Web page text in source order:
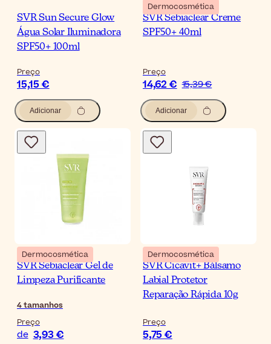
SVR Sun Secure Glow
Água Solar Iluminadora
SPF50+ 100ml
Preço
15,15 €
Adicionar
Dermocosmética
SVR Sebiaclear Creme
SPF50+ 40ml
Preço
14,62 € 15,39 €
Adicionar
Dermocosmética
SVR Sebiaclear Gel de
Limpeza Purificante
4tamanhos
Preço
de 3,93 €
Dermocosmética
SVR Cicavit+ Bálsamo
Labial Protetor
Reparação Rápida 10g
Preço
5,75 €